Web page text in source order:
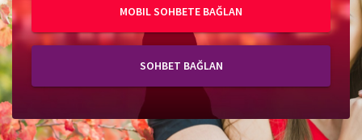
MOBIL SOHBETE BAĞLAN
SOHBET BAĞLAN